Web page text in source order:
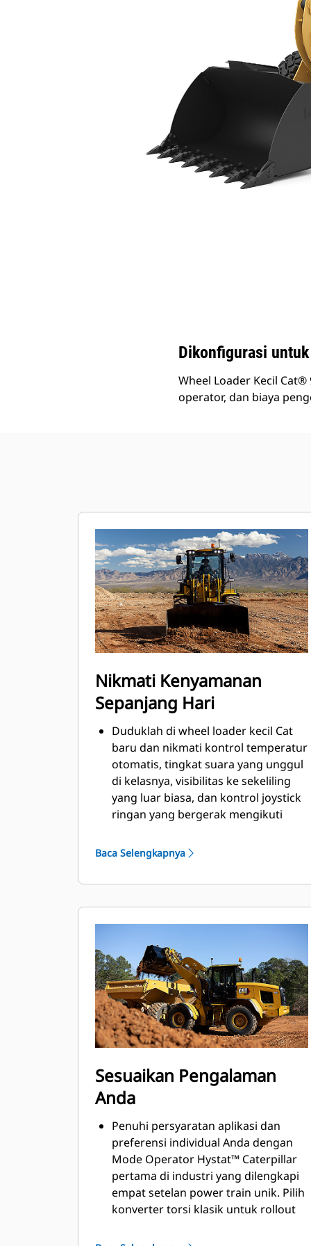
Dikonfigurasi untuk
Wheel Loader Kecil
operator, dan biaya
Nikmati Kenyamanan
Sepanjang Hari
Duduklah di wheel loader kecil Cat
baru dan nikmati kontrol temperatur
otomatis, tingkat suara yang unggul
di kelasnya, visibilitas ke sekeliling
yang luar biasa, dan kontrol joystick
ringan yang bergerak mengikuti
disetel sepenuhnya. Lingkungan
operator yang lapang dipadu
dengan peredam silinder hidraulik
di lokasi kerja Anda.
Upgrade ke kamera segala
pandangan dan deteksi objek
belakang memberi Anda pandangan
lebih luas di lokasi kerja sementara
kemudi joystick umpan balik gaya
opsional memastikan Anda tetap
percaya diri selama giliran kerja yang
panjang. Fungsi operator tidak ada
membantu mengisolasi alat berat
operator; sementara pemberitahuan
sabuk pengaman memberikan
pengingat untuk mengencangkan
sabuk pengaman.
Baca Selengkapnya
Sesuaikan Pengalaman
Anda
Penuhi persyaratan aplikasi dan
preferensi individual Anda dengan
Mode Operator Hystat™ Caterpillar
pertama di industri yang dilengkapi
empat setelan power train unik. Pilih
konverter torsi klasik untuk rollout
untuk pengereman engine yang